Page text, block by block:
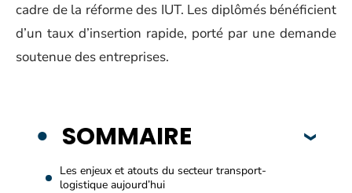
cadre de la réforme des IUT. Les diplômés bénéficient
d’un taux d’insertion rapide, porté par une demande
soutenue des entreprises.
SOMMAIRE
Les enjeux et atouts du secteur transport-
logistique aujourd’hui